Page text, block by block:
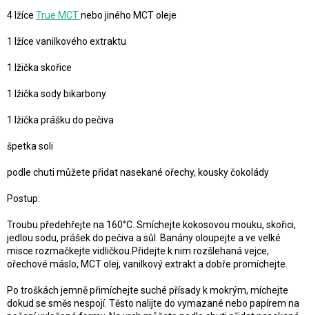
4 lžíce True MCTnebo jiného MCT oleje
1 lžíce vanilkového extraktu
1 lžička skořice
1 lžička sody bikarbony
1 lžička prášku do pečiva
špetka soli
podle chuti můžete přidat nasekané ořechy, kousky čokolády
Postup:
Troubu předehřejte na 160°C. Smíchejte kokosovou mouku, skořici,
jedlou sodu, prášek do pečiva a sůl. Banány oloupejte a ve velké
misce rozmačkejte vidličkou.Přidejte k nim rozšlehaná vejce,
ořechové máslo, MCT olej, vanilkový extrakt a dobře promíchejte.
Po troškách jemně přimíchejte suché přísady k mokrým, míchejte
dokud se směs nespojí. Těsto nalijte do vymazané nebo papírem na